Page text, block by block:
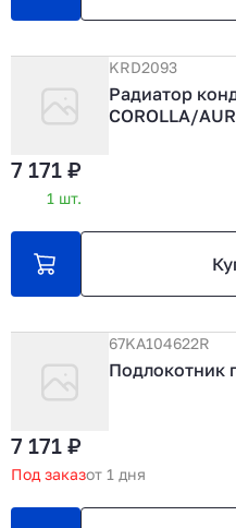
KRD2093
Радиатор
COROLLA/
7 171 ₽
1 шт.
67KA104622R
Подлокотник
7 171 ₽
Под заказот 1 дня